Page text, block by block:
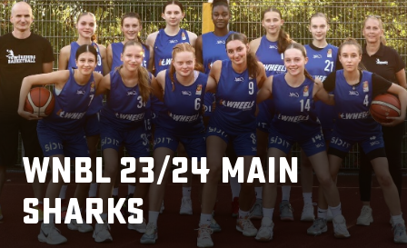
WNBL 23/24 Main
Sharks